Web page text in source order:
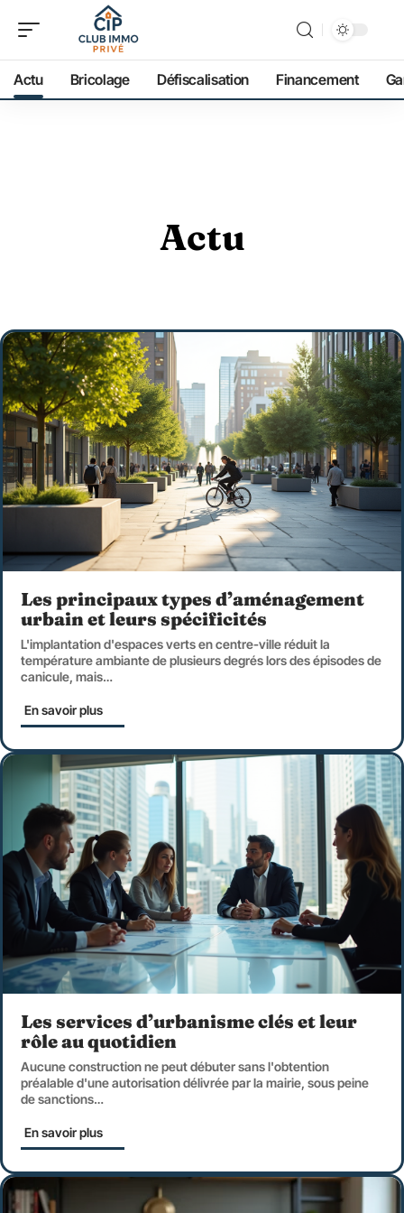
Actu Bricolage Défiscalisation Financement
Actu
Les principaux types d’aménagement
urbain et leurs spécificités
L'implantation d'espaces verts en centre-ville réduit la
température ambiante de plusieurs degrés lors des épisodes de
canicule, mais…
En savoir plus
Les services d’urbanisme clés et leur
rôle au quotidien
Aucune construction ne peut débuter sans l'obtention
préalable d'une autorisation délivrée par la mairie, sous peine
de sanctions…
En savoir plus